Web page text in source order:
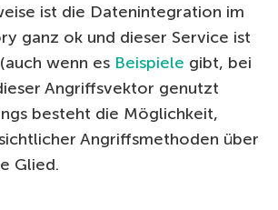
ist die Datenintegration im
ganz ok und dieser Service ist
wenn es Beispiele gibt, bei
Angriffsvektor genutzt
besteht die Möglichkeit,
Angriffsmethoden über
Glied.